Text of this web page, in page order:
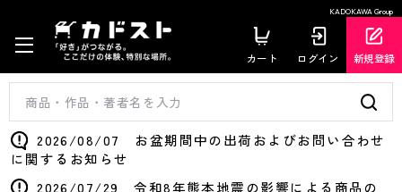
KADOKAWA Group
カート ログイン 新規登録
2026/08/07 お盆期間中の出荷およびお問い合わせ
に関するお知らせ
2026/07/29 令和8年熊本地震の影響による商品の